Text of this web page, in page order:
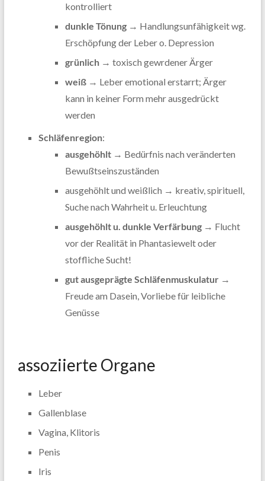
kontrolliert
dunkle Tönung→ Handlungsunfähigkeit wg.
Erschöpfung der Leber o. Depression
grünlich→ toxisch gewrdener Ärger
weiß→ Leber emotional erstarrt; Ärger
kann in keiner Form mehr ausgedrückt
werden
Schläfenregion:
ausgehöhlt→ Bedürfnis nach veränderten
Bewußtseinszuständen
ausgehöhlt und weißlich → kreativ, spirituell,
Suche nach Wahrheit u. Erleuchtung
ausgehöhlt u. dunkle Verfärbung→ Flucht
vor der Realität in Phantasiewelt oder
stoffliche Sucht!
gut ausgeprägte Schläfenmuskulatur→
Freude am Dasein, Vorliebe für leibliche
Genüsse
assoziierte Organe
Leber
Gallenblase
Vagina, Klitoris
Penis
Iris